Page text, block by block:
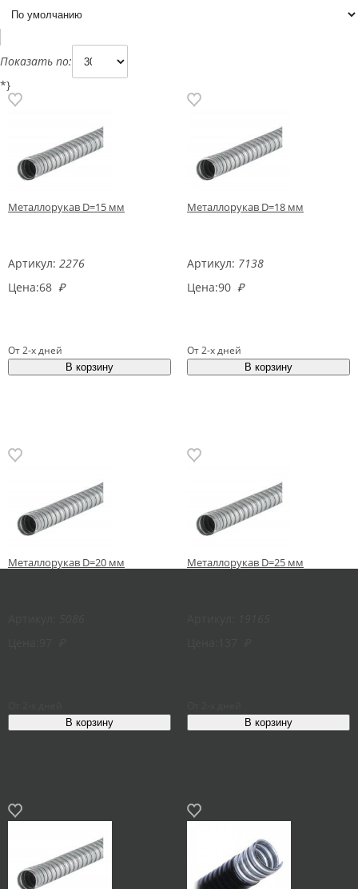
Показать по:
*}
Металлорукав D=15 мм
Артикул: 2276
Цена:68 ₽
От 2-х дней
Металлорукав D=18 мм
Артикул: 7138
Цена:90 ₽
От 2-х дней
Металлорукав D=20 мм Металлорукав D=25 мм